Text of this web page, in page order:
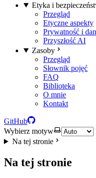
Etyka i
Przegląd
Etyczne aspekty
Prywatność i
Przyszłość AI
Zasoby
Przegląd
Słownik pojęć
FAQ
Biblioteka
O mnie
Kontakt
GitHub
Wybierz motyw
Na tej stronie
Na tej stronie